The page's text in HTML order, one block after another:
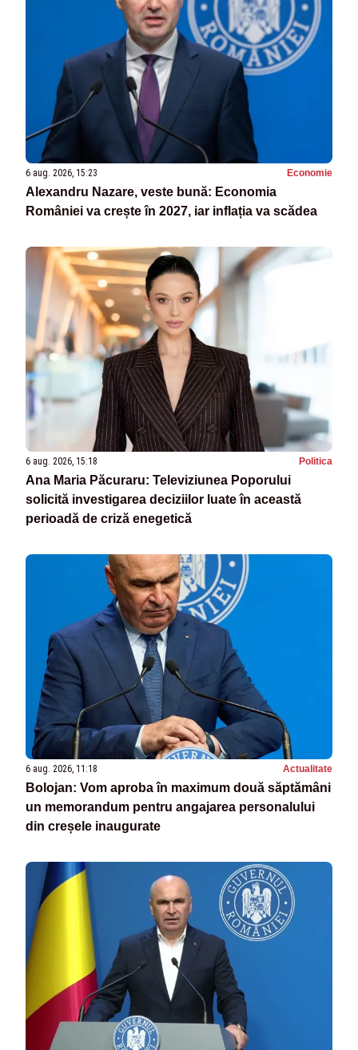
6 aug. 2026, 15:23 Economie
Alexandru Nazare, veste bună: Economia
României va crește în 2027, iar inflația va scădea
6 aug. 2026, 15:18 Politica
Ana Maria Păcuraru: Televiziunea Poporului
solicită investigarea deciziilor luate în această
perioadă de criză enegetică
6 aug. 2026, 11:18 Actualitate
Bolojan: Vom aproba în maximum două săptămâni
un memorandum pentru angajarea personalului
din creșele inaugurate